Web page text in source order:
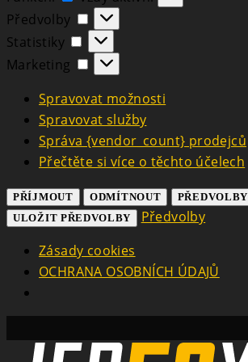
Předvolby
Předvolby
Statistiky
Statistiky
Marketing
Marketing
Spravovat možnosti
Spravovat služby
Správa {vendor_count} prodejců
Přečtěte si více o těchto účelech
PŘÍJMOUT ODMÍTNOUT
PŘEDVOLBY
ULOŽIT PŘEDVOLBY
Předvolby
Zásady cookies
OCHRANA OSOBNÍCH ÚDAJŮ